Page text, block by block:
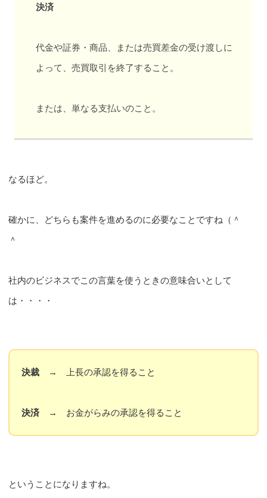
決済
代金や証券・商品、または売買差金の受け渡しに
よって、売買取引を終了すること。
または、単なる支払いのこと。
なるほど。
確かに、どちらも案件を進めるのに必要なことですね（＾
＾ゞ
社内のビジネスでこの言葉を使うときの意味合いとして
は・・・・
決裁 → 上長の承認を得ること
決済 → お金がらみの承認を得ること
ということになりますね。